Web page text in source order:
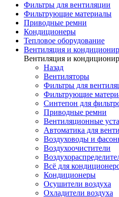
Фильтры для вентиляции
Фильтрующие материалы
Приводные ремни
Кондиционеры
Тепловое оборудование
Вентиляция и
Вентиляция и
Назад
Вентиляторы
Фильтры для
Фильтрующие
Синтепон для
Приводные ремни
Вентиляционные
Автоматика для
Воздуховоды и
Воздухоочистители
Всё для
Кондиционеры
Осушители воздуха
Охладители воздуха